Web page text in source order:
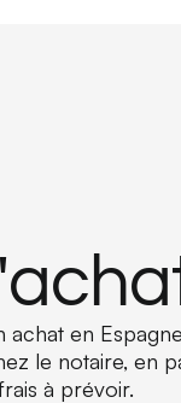
en
le notaire, en
à prévoir.